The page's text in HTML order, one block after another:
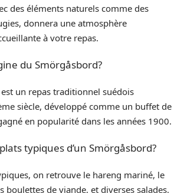
des éléments naturels comme des
donnera une atmosphère
à votre repas.
du Smörgåsbord?
un repas traditionnel suédois
siècle, développé comme un buffet de
en popularité dans les années 1900.
typiques d’un Smörgåsbord?
on retrouve le hareng mariné, le
boulettes de viande, et diverses salades.